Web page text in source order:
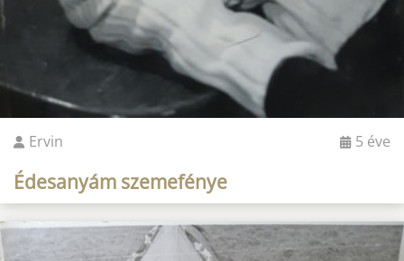
Ervin 5 éve
Édesanyám szemefénye